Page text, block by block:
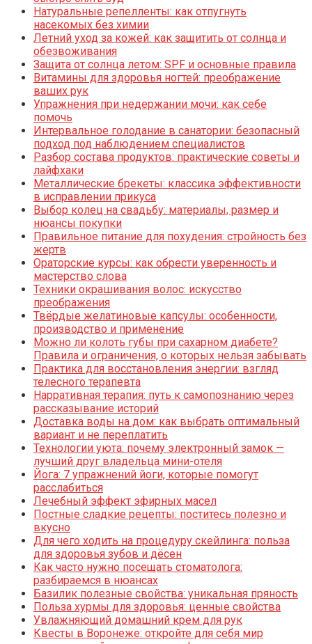
Натуральные репелленты: как отпугнуть
насекомых без химии
Летний уход за кожей: как защитить от солнца и
обезвоживания
Защита от солнца летом: SPF и основные правила
Витамины для здоровья ногтей: преображение
ваших рук
Упражнения при недержании мочи: как себе
помочь
Интервальное голодание в санатории: безопасный
подход под наблюдением специалистов
Разбор состава продуктов: практические советы и
лайфхаки
Металлические брекеты: классика эффективности
в исправлении прикуса
Выбор колец на свадьбу: материалы, размер и
нюансы покупки
Правильное питание для похудения: стройность без
жертв
Ораторские курсы: как обрести уверенность и
мастерство слова
Техники окрашивания волос: искусство
преображения
Твёрдые желатиновые капсулы: особенности,
производство и применение
Можно ли колоть губы при сахарном диабете?
Правила и ограничения, о которых нельзя забывать
Практика для восстановления энергии: взгляд
телесного терапевта
Нарративная терапия: путь к самопознанию через
рассказывание историй
Доставка воды на дом: как выбрать оптимальный
вариант и не переплатить
Технологии уюта: почему электронный замок —
лучший друг владельца мини-отеля
Йога: 7 упражнений йоги, которые помогут
расслабиться
Лечебный эффект эфирных масел
Постные сладкие рецепты: поститесь полезно и
вкусно
Для чего ходить на процедуру скейлинга: польза
для здоровья зубов и дёсен
Как часто нужно посещать стоматолога:
разбираемся в нюансах
Базилик полезные свойства: уникальная пряность
Польза хурмы для здоровья: ценные свойства
Увлажняющий домашний крем для рук
Квесты в Воронеже: откройте для себя мир